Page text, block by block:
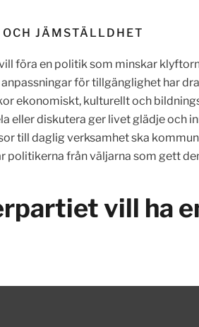
JÄMSTÄLLDHET
föra en politik som minskar
för tillgänglighet har
ekonomiskt, kulturellt och
eller diskutera ger livet glädje och
till daglig verksamhet ska
politikerna från väljarna som gett
vill ha